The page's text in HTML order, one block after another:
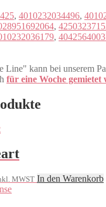
, 4010232034496,
,
,
kann bei unserem
für eine Woche gemietet
MWST In den Warenkorb